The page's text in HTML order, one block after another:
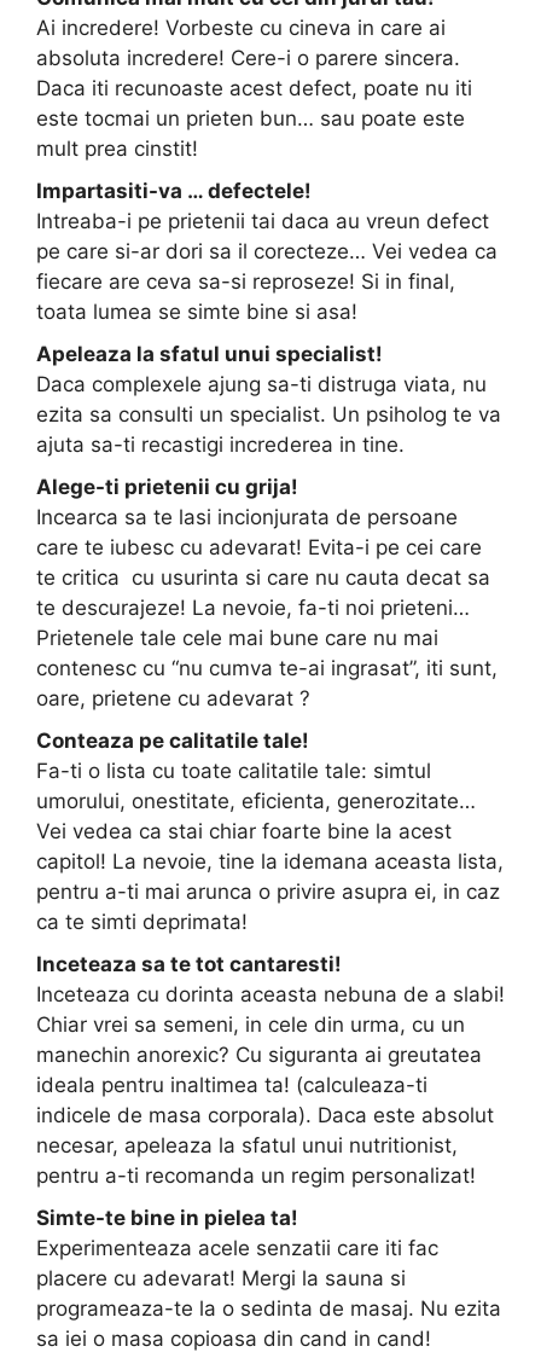
Ai incredere! Vorbeste cu cineva in care ai
absoluta incredere! Cere-i o parere sincera.
Daca iti recunoaste acest defect, poate nu iti
este tocmai un prieten bun… sau poate este
mult prea cinstit!
Impartasiti-va … defectele!
Intreaba-i pe prietenii tai daca au vreun defect
pe care si-ar dori sa il corecteze… Vei vedea ca
fiecare are ceva sa-si reproseze! Si in final,
toata lumea se simte bine si asa!
Apeleaza la sfatul unui specialist!
Daca complexele ajung sa-ti distruga viata, nu
ezita sa consulti un specialist. Un psiholog te va
ajuta sa-ti recastigi increderea in tine.
Alege-ti prietenii cu grija!
Incearca sa te lasi incionjurata de persoane
care te iubesc cu adevarat! Evita-i pe cei care
te critica cu usurinta si care nu cauta decat sa
te descurajeze! La nevoie, fa-ti noi prieteni…
Prietenele tale cele mai bune care nu mai
contenesc cu “nu cumva te-ai ingrasat”, iti sunt,
oare, prietene cu adevarat ?
Conteaza pe calitatile tale!
Fa-ti o lista cu toate calitatile tale: simtul
umorului, onestitate, eficienta, generozitate…
Vei vedea ca stai chiar foarte bine la acest
capitol! La nevoie, tine la idemana aceasta lista,
pentru a-ti mai arunca o privire asupra ei, in caz
ca te simti deprimata!
Inceteaza sa te tot cantaresti!
Inceteaza cu dorinta aceasta nebuna de a slabi!
Chiar vrei sa semeni, in cele din urma, cu un
manechin anorexic? Cu siguranta ai greutatea
ideala pentru inaltimea ta! (calculeaza-ti
indicele de masa corporala). Daca este absolut
necesar, apeleaza la sfatul unui nutritionist,
pentru a-ti recomanda un regim personalizat!
Simte-te bine in pielea ta!
Experimenteaza acele senzatii care iti fac
placere cu adevarat! Mergi la sauna si
programeaza-te la o sedinta de masaj. Nu ezita
sa iei o masa copioasa din cand in cand!